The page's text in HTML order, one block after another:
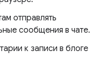
отправлять
сообщения в чате.
к записи в блоге